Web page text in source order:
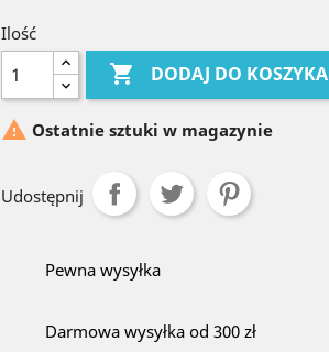
Ilość
 DODAJ DO KOSZYKA
 Ostatnie sztuki w magazynie
Udostępnij
Pewna wysyłka
Darmowa wysyłka od 300 zł